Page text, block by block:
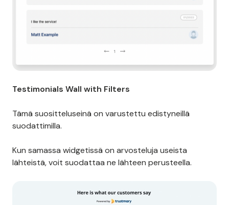
Testimonials Wall with Filters
Tämä suositteluseinä on varustettu edistyneillä
suodattimilla.
Kun samassa widgetissä on arvosteluja useista
lähteistä, voit suodattaa ne lähteen perusteella.